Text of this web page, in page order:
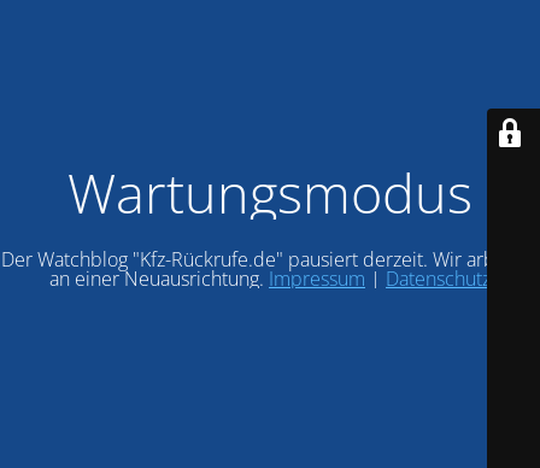
Wartungsmodus
Der Watchblog "Kfz-Rückrufe.de" pausiert derzeit. Wir arbeiten
an einer Neuausrichtung. Impressum | Datenschutz